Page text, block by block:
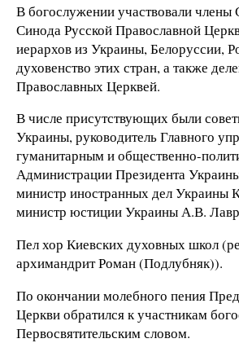
В богослужении участвовали члены
Синода Русской Православной
иерархов из Украины, Белоруссии,
духовенство этих стран, а также
Православных Церквей.
В числе присутствующих были
Украины, руководитель Главного
гуманитарным и общественно-
Администрации Президента
министр иностранных дел Украины
министр юстиции Украины А.В.
Пел хор Киевских духовных школ
архимандрит Роман (Подлубняк)).
По окончании молебного пения
Церкви обратился к участникам
Первосвятительским словом.